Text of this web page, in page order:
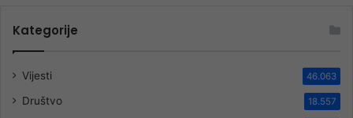
Kategorije
Vijesti 46.063
Društvo 18.557